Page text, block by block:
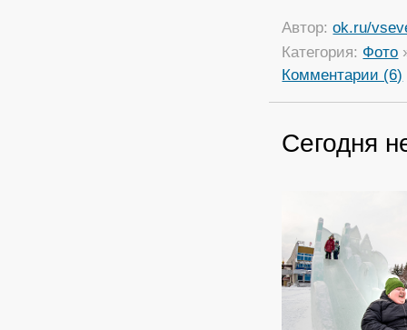
Автор:ok.ru/
Категория: Фото
Комментарии (6)
Сегодня